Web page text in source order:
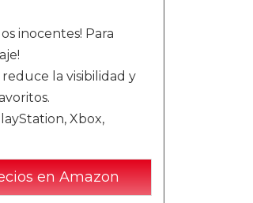
inocentes! Para
reduce la visibilidad y
Xbox,
en Amazon